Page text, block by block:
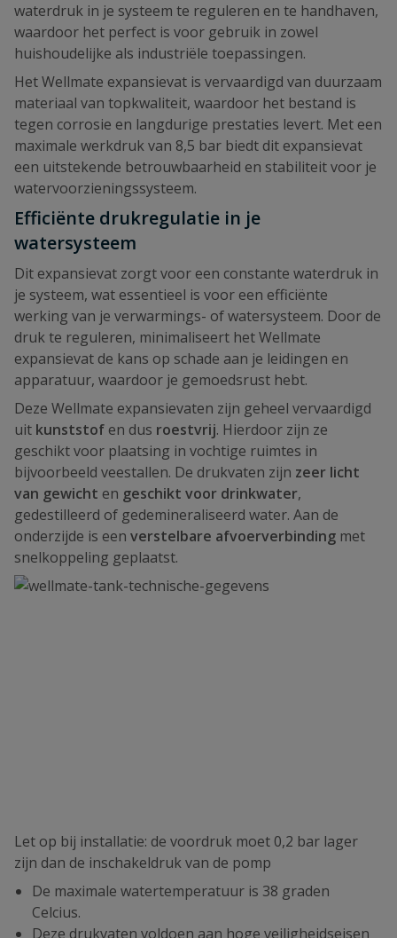
waterdruk in je systeem te reguleren en te handhaven,
waardoor het perfect is voor gebruik in zowel
huishoudelijke als industriële toepassingen.
Het Wellmate expansievat is vervaardigd van duurzaam
materiaal van topkwaliteit, waardoor het bestand is
tegen corrosie en langdurige prestaties levert. Met een
maximale werkdruk van 8,5 bar biedt dit expansievat
een uitstekende betrouwbaarheid en stabiliteit voor je
watervoorzieningssysteem.
Efficiënte drukregulatie in je
watersysteem
Dit expansievat zorgt voor een constante waterdruk in
je systeem, wat essentieel is voor een efficiënte
werking van je verwarmings- of watersysteem. Door de
druk te reguleren, minimaliseert het Wellmate
expansievat de kans op schade aan je leidingen en
apparatuur, waardoor je gemoedsrust hebt.
Deze Wellmate expansievaten zijn geheel vervaardigd
uit kunststof en dus roestvrij. Hierdoor zijn ze
geschikt voor plaatsing in vochtige ruimtes in
bijvoorbeeld veestallen. De drukvaten zijn zeer licht
van gewicht en geschikt voor drinkwater,
gedestilleerd of gedemineraliseerd water. Aan de
onderzijde is een verstelbare afvoerverbinding met
snelkoppeling geplaatst.
Let op bij installatie: de voordruk moet 0,2 bar lager
zijn dan de inschakeldruk van de pomp
De maximale watertemperatuur is 38 graden
Celcius.
Deze drukvaten voldoen aan hoge veiligheidseisen